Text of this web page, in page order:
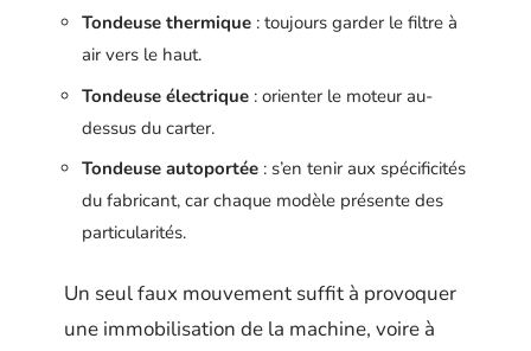
Tondeuse thermique : toujours garder le filtre à
air vers le haut.
Tondeuse électrique : orienter le moteur au-
dessus du carter.
Tondeuse autoportée : s’en tenir aux spécificités
du fabricant, car chaque modèle présente des
particularités.
Un seul faux mouvement suffit à provoquer
une immobilisation de la machine, voire à